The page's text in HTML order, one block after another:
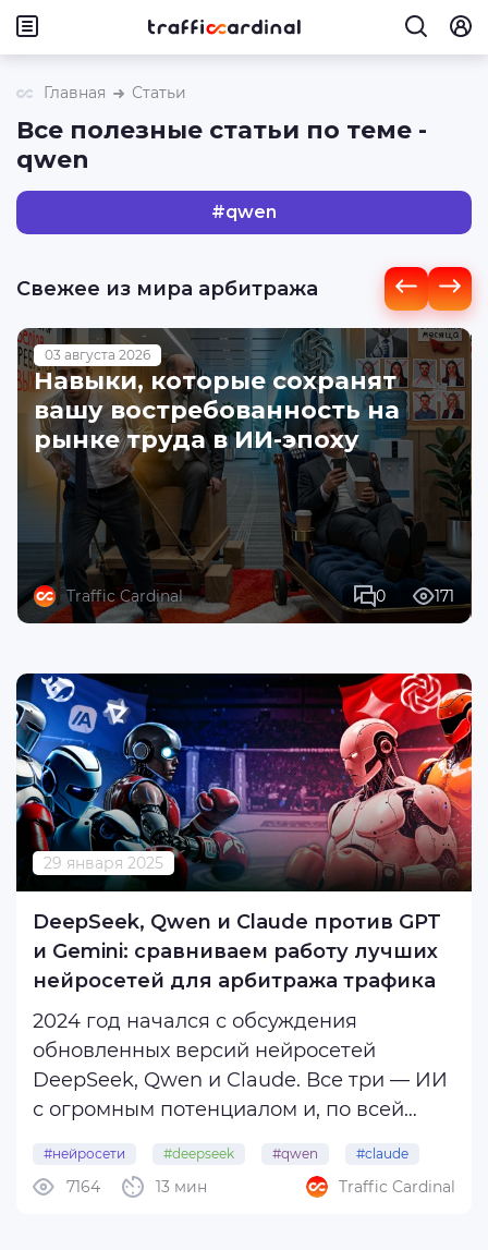
Главная Статьи
Все полезные статьи по теме -
qwen
#qwen
Свежее из мира арбитража
03 августа 2026
Навыки, которые сохранят
вашу востребованность на
рынке труда в ИИ-эпоху
Traffic Cardinal 0 171
29 января 2025
DeepSeek, Qwen и Claude против GPT
и Gemini: сравниваем работу лучших
нейросетей для арбитража трафика
2024 год начался с обсуждения
обновленных версий нейросетей
DeepSeek, Qwen и Claude. Все три — ИИ
с огромным потенциалом и, по всей
конкуренцию популярным ChatGPT и
Gemini. Они показывают улучшенные
#нейросети #deepseek #qwen #claude
13 мин
7164 Traffic Cardinal